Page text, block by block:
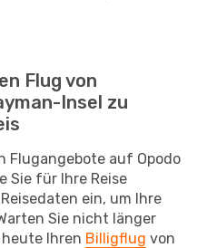
Flug von
Insel zu
Flugangebote auf Opodo
Sie für Ihre Reise
ein, um Ihre
Sie nicht länger
Ihren Billigflug von